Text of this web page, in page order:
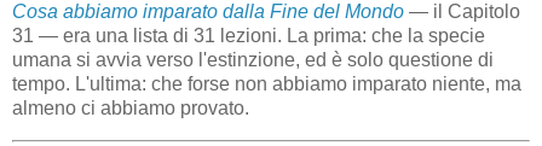
Cosa abbiamo imparato dalla Fine del Mondo — il Capitolo
31 — era una lista di 31 lezioni. La prima: che la specie
umana si avvia verso l'estinzione, ed è solo questione di
tempo. L'ultima: che forse non abbiamo imparato niente, ma
almeno ci abbiamo provato.